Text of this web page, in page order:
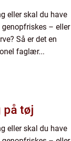
eller skal du have
– eller
Så er det en
faglær...
på tøj
eller skal du have